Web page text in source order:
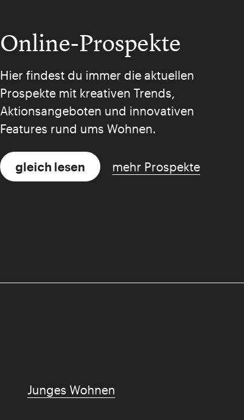
Online-Prospekte
Hier findest du immer die aktuellen
Prospekte mit kreativen Trends,
Aktionsangeboten und innovativen
Features rund ums Wohnen.
gleich lesen mehr Prospekte
Junges Wohnen